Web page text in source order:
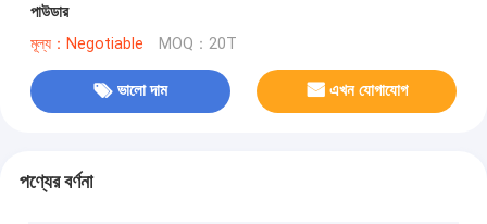
পাউডার
মূল্য：Negotiable MOQ：20T
ভালো দাম এখন যোগাযোগ
পণ্যের বর্ণনা